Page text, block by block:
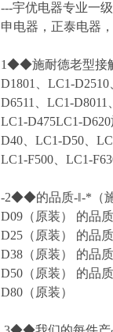
---宇优电器专业一
申电器，正泰电器
1◆◆施耐德老型接
D1801、LC1-
D6511、LC1-
LC1-D475LC1-
D40、LC1-D50、
LC1-F500、LC1-
-2◆◆的品质-‖-*（
D09（原装） 的品
D25（原装） 的品
D38（原装） 的品
D50（原装） 的品
D80（原装）